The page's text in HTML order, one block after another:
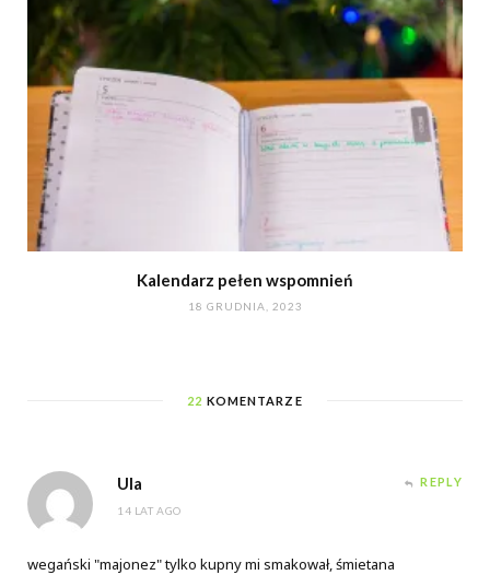
Kalendarz pełen wspomnień
18 GRUDNIA, 2023
22 KOMENTARZE
Ula
14 LAT AGO
REPLY
wegański "majonez" tylko kupny mi smakował, śmietana